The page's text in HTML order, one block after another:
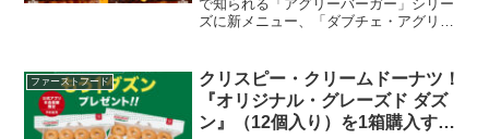
で知られる「アグリーバーガー」シリー
ズに新メニュー、「ダブチェ・アグリー
始します。ダブチェ・アグリーバーガー
価格単品：1340円...
ファーストフード
クリスピー・クリームドーナツ！
『オリジナル・グレーズド ダズ
ン』（12個入り）を1箱購入する